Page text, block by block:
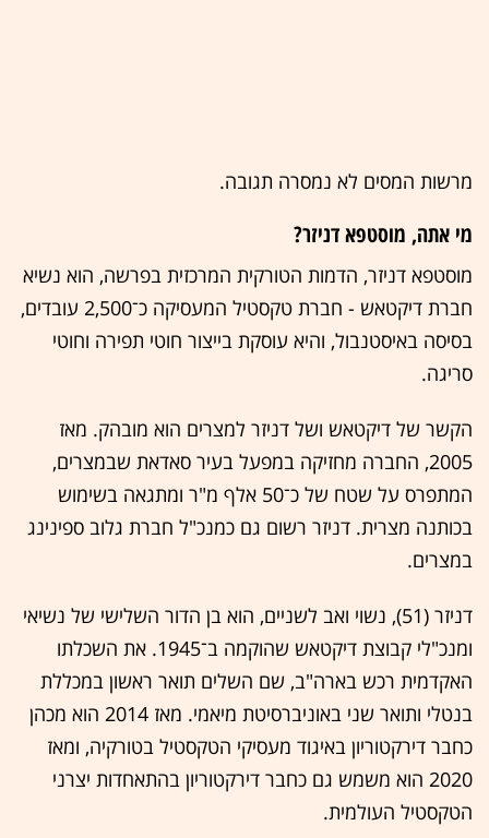
מרשות המסים לא נמסרה תגובה.
מי אתה, מוסטפא דניזר?
מוסטפא דניזר, הדמות הטורקית המרכזית בפרשה, הוא נשיא
חברת דיקטאש - חברת טקסטיל המעסיקה כ־2,500 עובדים,
בסיסה באיסטנבול, והיא עוסקת בייצור חוטי תפירה וחוטי
סריגה.
הקשר של דיקטאש ושל דניזר למצרים הוא מובהק. מאז
2005, החברה מחזיקה במפעל בעיר סאדאת שבמצרים,
המתפרס על שטח של כ־50 אלף מ"ר ומתגאה בשימוש
בכותנה מצרית. דניזר רשום גם כמנכ"ל חברת גלוב ספינינג
במצרים.
דניזר (51), נשוי ואב לשניים, הוא בן הדור השלישי של נשיאי
ומנכ"לי קבוצת דיקטאש שהוקמה ב־1945. את השכלתו
האקדמית רכש בארה"ב, שם השלים תואר ראשון במכללת
בנטלי ותואר שני באוניברסיטת מיאמי. מאז 2014 הוא מכהן
כחבר דירקטוריון באיגוד מעסיקי הטקסטיל בטורקיה, ומאז
2020 הוא משמש גם כחבר דירקטוריון בהתאחדות יצרני
הטקסטיל העולמית.